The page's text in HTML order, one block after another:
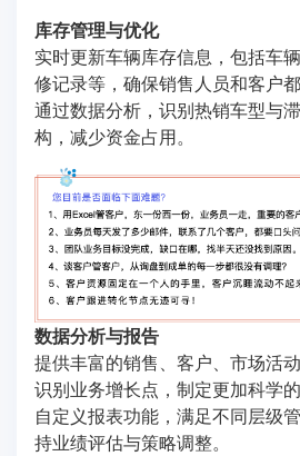
库存管理与优化
实时更新车辆库存信息，包括车
修记录等，确保销售人员和客户
通过数据分析，识别热销车型与
构，减少资金占用。
数据分析与报告
提供丰富的销售、客户、市场活
识别业务增长点，制定更加科学的
自定义报表功能，满足不同层级
持业绩评估与策略调整。